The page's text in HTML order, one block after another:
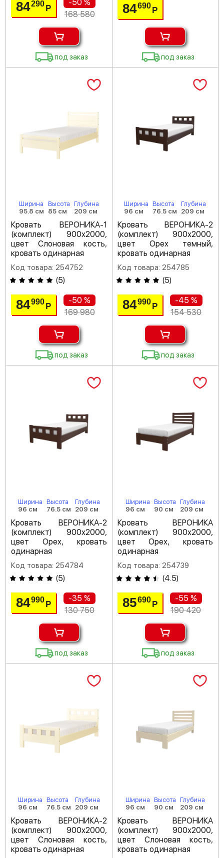
84290Р
-50 %
168 580
под заказ
84690 Р
под заказ
Ширина
95.8 см
Высота
85 см
Глубина
209 см
Кровать ВЕРОНИКА-1
(комплект) 900х2000,
цвет Слоновая кость,
кровать одинарная
Код товара: 254752
(5)
84990Р
-50 %
169 980
под заказ
Ширина
96 см
Высота
76.5 см
Глубина
209 см
Кровать ВЕРОНИКА-2
(комплект) 900х2000,
цвет Орех темный,
кровать одинарная
Код товара: 254785
(5)
84990 Р
-45 %
154 530
под заказ
Ширина
96 см
Высота
76.5 см
Глубина
209 см
Кровать ВЕРОНИКА-2
(комплект) 900х2000,
цвет Орех, кровать
одинарная
Код товара: 254784
(5)
84990Р
-35 %
130 750
под заказ
Ширина
96 см
Высота
90 см
Глубина
209 см
Кровать ВЕРОНИКА
(комплект) 900х2000,
цвет Орех, кровать
одинарная
Код товара: 254739
(4.5)
85690 Р
-55 %
190 420
под заказ
Ширина
96 см
Высота
76.5 см
Глубина
209 см
Кровать ВЕРОНИКА-2
(комплект) 900х2000,
цвет Слоновая кость,
кровать одинарная
Ширина
96 см
Высота
90 см
Глубина
209 см
Кровать ВЕРОНИКА
(комплект) 900х2000,
цвет Слоновая кость,
кровать одинарная